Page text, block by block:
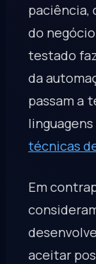
do
testado
da
passam a
técnicas
Em
aceitar